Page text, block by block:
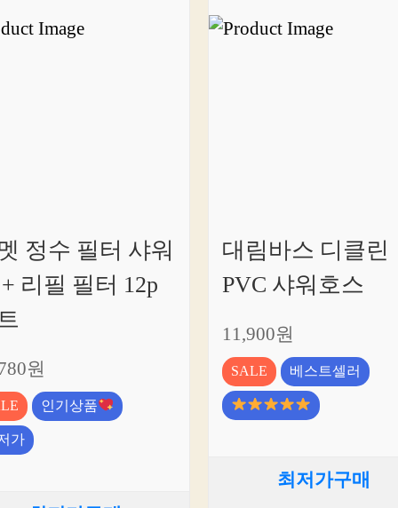
정수 필터 샤워
리필 필터 12p
원
인기상품
가
대림바스 디클린
PVC 샤워호스
11,900원
SALE 베스트셀러
최저가구매